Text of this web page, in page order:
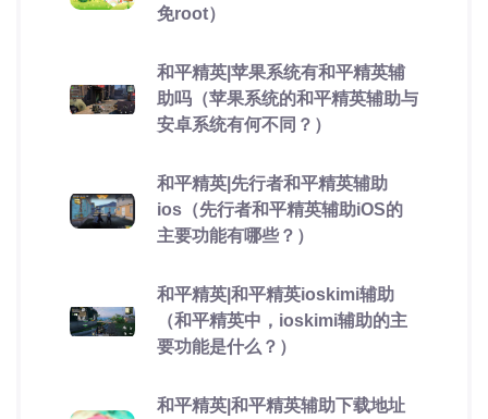
免root）
和平精英|苹果系统有和平精英辅
助吗（苹果系统的和平精英辅助与
安卓系统有何不同？）
和平精英|先行者和平精英辅助
ios（先行者和平精英辅助iOS的
主要功能有哪些？）
和平精英|和平精英ioskimi辅助
（和平精英中，ioskimi辅助的主
要功能是什么？）
和平精英|和平精英辅助下载地址